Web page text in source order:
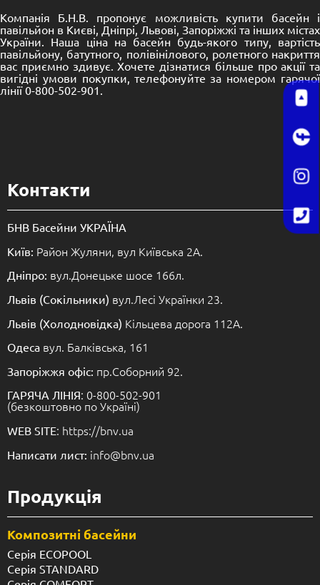
Компанія Б.Н.В. пропонує можливість купити басейн і
павільйон в Києві, Дніпрі, Львові, Запоріжжі та інших містах
України. Наша ціна на басейн будь-якого типу, вартість
павільйону, батутного, полівінілового, ролетного накриття
вас приємно здивує. Хочете дізнатися більше про акції та
вигідні умови покупки, телефонуйте за номером гарячої
лінії 0-800-502-901.
Контакти
БНВ Басейни УКРАЇНА
Київ: Район Жуляни, вул Київська 2А.
Дніпро: вул.Донецьке шосе 166л.
Львів (Сокільники) вул.Лесі Українки 23.
Львів (Холодновідка) Кільцева дорога 112А.
Одеса вул. Балківська, 161
Запоріжжя офіс: пр.Соборний 92.
ГАРЯЧА ЛІНІЯ: 0-800-502-901
(безкоштовно по Україні)
WEB SITE: https://bnv.ua
Написати лист: info@bnv.ua
Продукція
Композитні басейни
Серія ECOPOOL
Серія STANDARD